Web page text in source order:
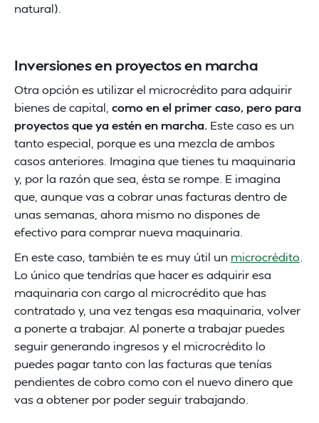
natural).
Inversiones en proyectos en marcha
Otra opción es utilizar el microcrédito para adquirir
bienes de capital, como en el primer caso, pero para
proyectos que ya estén en marcha. Este caso es un
tanto especial, porque es una mezcla de ambos
casos anteriores. Imagina que tienes tu maquinaria
y, por la razón que sea, ésta se rompe. E imagina
que, aunque vas a cobrar unas facturas dentro de
unas semanas, ahora mismo no dispones de
efectivo para comprar nueva maquinaria.
En este caso, también te es muy útil un microcrédito
Lo único que tendrías que hacer es adquirir esa
maquinaria con cargo al microcrédito que has
contratado y, una vez tengas esa maquinaria, volver
a ponerte a trabajar. Al ponerte a trabajar puedes
seguir generando ingresos y el microcrédito lo
puedes pagar tanto con las facturas que tenías
pendientes de cobro como con el nuevo dinero que
vas a obtener por poder seguir trabajando.